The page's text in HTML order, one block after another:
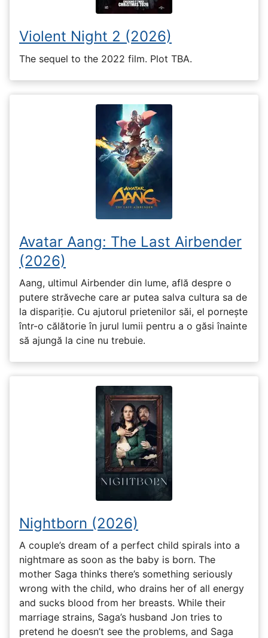
Violent Night 2 (2026)
The sequel to the 2022 film. Plot TBA.
Avatar Aang: The Last Airbender
(2026)
Aang, ultimul Airbender din lume, află despre o
putere străveche care ar putea salva cultura sa de
la dispariție. Cu ajutorul prietenilor săi, el pornește
într-o călătorie în jurul lumii pentru a o găsi înainte
să ajungă la cine nu trebuie.
Nightborn (2026)
A couple’s dream of a perfect child spirals into a
nightmare as soon as the baby is born. The
mother Saga thinks there’s something seriously
wrong with the child, who drains her of all energy
and sucks blood from her breasts. While their
marriage strains, Saga’s husband Jon tries to
pretend he doesn’t see the problems, and Saga